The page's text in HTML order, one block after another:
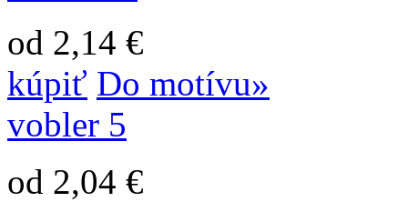
od 2,14 €
kúpiť Do motívu»
vobler 5
od 2,04 €